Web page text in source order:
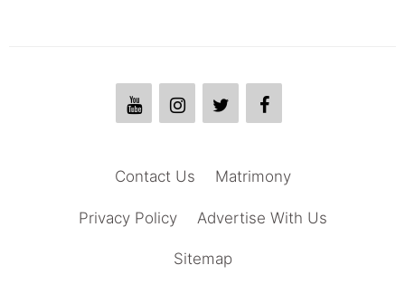
Matrimony
Contact Us
Advertise With Us
Privacy Policy
Sitemap